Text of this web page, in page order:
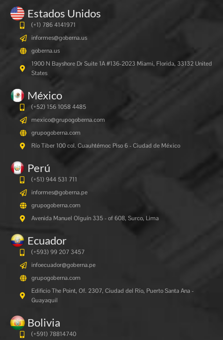
Estados Unidos
(+1) 786 4141971
informes@goberna.us
goberna.us
1900 N Bayshore Dr Suite 1A #136-2023 Miami, Florida, 33132 United
States
México
(+52) 156 1058 4485
mexico@grupogoberna.com
grupogoberna.com
Río Tiber 100 col. Cuauhtémoc Piso 6 - Ciudad de México
Perú
(+51) 944 531 711
informes@goberna.pe
grupogoberna.com
Avenida Manuel Olguín 335 - of 608, Surco, Lima
Ecuador
(+593) 99 207 3457
infoecuador@goberna.pe
grupogoberna.com
Edificio The Point, Of. 2307, Ciudad del Río, Puerto Santa Ana -
Guayaquil
Bolivia
(+591) 78814740